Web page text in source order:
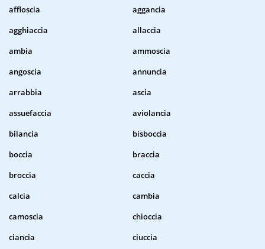
affloscia
aggancia
agghiaccia
allaccia
ambia
ammoscia
angoscia
annuncia
arrabbia
ascia
assuefaccia
aviolancia
bilancia
bisboccia
boccia
braccia
broccia
caccia
calcia
cambia
camoscia
chioccia
ciancia
ciuccia